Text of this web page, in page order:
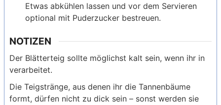
Etwas abkühlen lassen und vor dem Servieren
optional mit Puderzucker bestreuen.
NOTIZEN
Der Blätterteig sollte möglichst kalt sein, wenn ihr in
verarbeitet.
Die Teigstränge, aus denen ihr die Tannenbäume
formt, dürfen nicht zu dick sein – sonst werden sie